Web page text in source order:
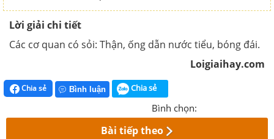
Lời giải chi tiết
Các cơ quan có sỏi: Thận, ống dẫn nước tiểu, bóng đái.
Loigiaihay.com
Chia sẻ Bình luận Chia sẻ
Bình chọn:
Bài tiếp theo